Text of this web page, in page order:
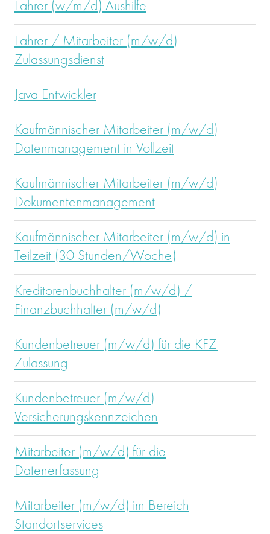
Fahrer (w/m/d) Aushilfe
Fahrer / Mitarbeiter (m/w/d)
Zulassungsdienst
Java Entwickler
Kaufmännischer Mitarbeiter (m/w/d)
Datenmanagement in Vollzeit
Kaufmännischer Mitarbeiter (m/w/d)
Dokumentenmanagement
Kaufmännischer Mitarbeiter (m/w/d) in
Teilzeit (30 Stunden/Woche)
Kreditorenbuchhalter (m/w/d) /
Finanzbuchhalter (m/w/d)
Kundenbetreuer (m/w/d) für die KFZ-
Zulassung
Kundenbetreuer (m/w/d)
Versicherungskennzeichen
Mitarbeiter (m/w/d) für die
Datenerfassung
Mitarbeiter (m/w/d) im Bereich
Standortservices